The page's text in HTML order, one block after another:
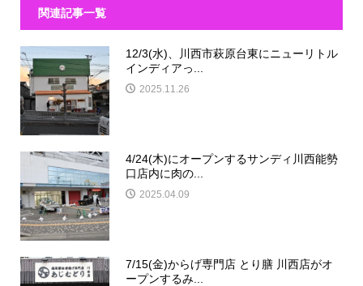
関連記事一覧
12/3(水)、川西市萩原台東にニューリトル
インディアっ...
2025.11.26
4/24(木)にオープンするサンディ川西能勢
口店内に肉の...
2025.04.09
7/15(金)からげ専門店 とり膳 川西店がオ
ープンするみ...